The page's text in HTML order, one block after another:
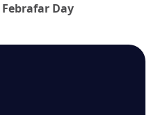
Day